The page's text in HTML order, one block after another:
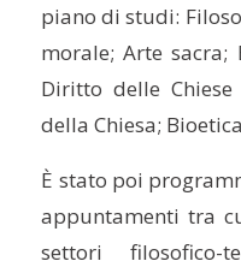
piano di studi:
morale; Arte sacra;
Diritto delle
della Chiesa;
È stato poi
appuntamenti tra
settori filosofico-